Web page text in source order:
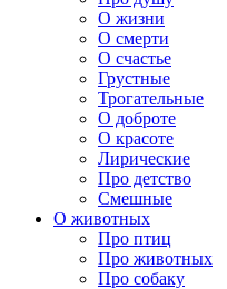
О жизни
О смерти
О счастье
Грустные
Трогательные
О доброте
О красоте
Лирические
Про детство
Смешные
О животных
Про птиц
Про животных
Про собаку